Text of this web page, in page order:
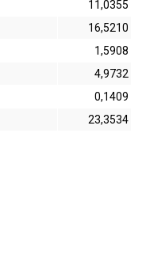
11,0355
16,5210
1,5908
4,9732
0,1409
23,3534